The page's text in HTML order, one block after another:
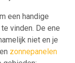
een handige
vinden. De ene
niet en je
zonnepanelen